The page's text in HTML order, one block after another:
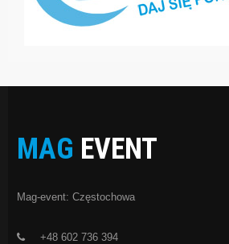
MAG EVENT
Mag-event: Częstochowa
+48 602 736 394